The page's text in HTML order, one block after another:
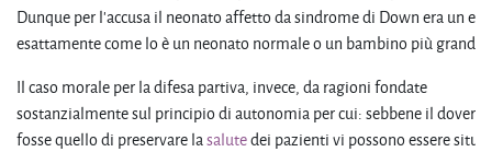
Dunque per l'accusa il neonato affetto da sindrome di Down era un
esattamente come lo è un neonato normale o un bambino più grande
Il caso morale per la difesa partiva, invece, da ragioni fondate
sostanzialmente sul principio di autonomia per cui: sebbene il dovere
fosse quello di preservare lasalutedei pazienti vi possono essere